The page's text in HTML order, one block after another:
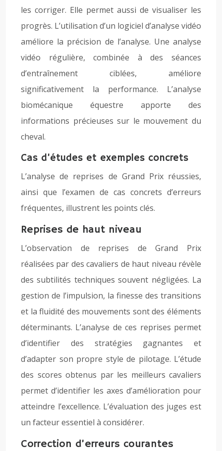
les corriger. Elle permet aussi de visualiser les
progrès. L’utilisation d’un logiciel d’analyse vidéo
améliore la précision de l’analyse. Une analyse
vidéo régulière, combinée à des séances
d’entraînement ciblées, améliore
significativement la performance. L’analyse
biomécanique équestre apporte des
informations précieuses sur le mouvement du
cheval.
Cas d’études et exemples concrets
L’analyse de reprises de Grand Prix réussies,
ainsi que l’examen de cas concrets d’erreurs
fréquentes, illustrent les points clés.
Reprises de haut niveau
L’observation de reprises de Grand Prix
réalisées par des cavaliers de haut niveau révèle
des subtilités techniques souvent négligées. La
gestion de l’impulsion, la finesse des transitions
et la fluidité des mouvements sont des éléments
déterminants. L’analyse de ces reprises permet
d’identifier des stratégies gagnantes et
d’adapter son propre style de pilotage. L’étude
des scores obtenus par les meilleurs cavaliers
permet d’identifier les axes d’amélioration pour
atteindre l’excellence. L’évaluation des juges est
un facteur essentiel à considérer.
Correction d’erreurs courantes